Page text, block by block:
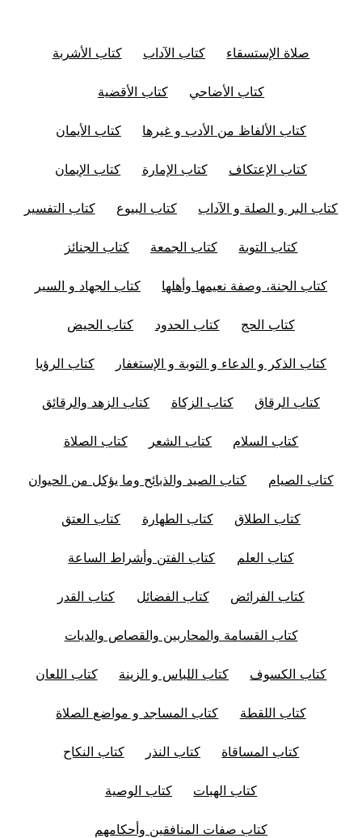
صلاة الإستسقاء كتاب الآداب كتاب الأشربة
كتاب الأضاحي كتاب الأقضية
كتاب الألفاظ من الأدب و غيرها كتاب الأيمان
كتاب الإعتكاف كتاب الإمارة كتاب الإيمان
كتاب البر و الصلة و الآداب كتاب البيوع كتاب التفسير
كتاب التوبة كتاب الجمعة كتاب الجنائز
كتاب الجنة، وصفة نعيمها وأهلها كتاب الجهاد و السير
كتاب الحج كتاب الحدود كتاب الحيض
كتاب الذكر و الدعاء و التوبة و الإستغفار كتاب الرؤيا
كتاب الرقاق كتاب الزكاة كتاب الزهد والرقائق
كتاب السلام كتاب الشعر كتاب الصلاة
كتاب الصيام كتاب الصيد والذبائح وما يؤكل من الحيوان
كتاب الطلاق كتاب الطهارة كتاب العتق
كتاب العلم كتاب الفتن وأشراط الساعة
كتاب الفرائض كتاب الفضائل كتاب القدر
كتاب القسامة والمحاربين والقصاص والديات
كتاب الكسوف كتاب اللباس و الزينة كتاب اللعان
كتاب اللقطة كتاب المساجد و مواضع الصلاة
كتاب المساقاة كتاب النذر كتاب النكاح
كتاب الهبات كتاب الوصية
كتاب صفات المنافقين وأحكامهم